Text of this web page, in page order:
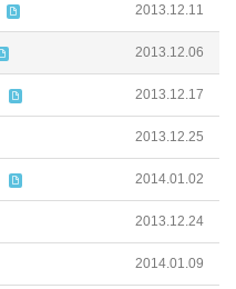
2013.12.11
2013.12.06
2013.12.17
2013.12.25
2014.01.02
2013.12.24
2014.01.09